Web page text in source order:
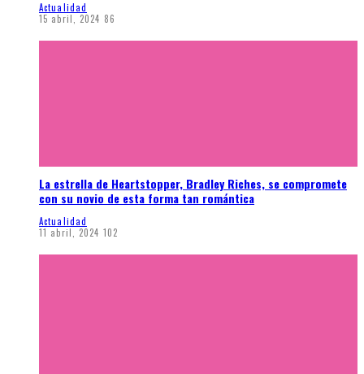
Actualidad
15 abril, 2024 86
La estrella de Heartstopper, Bradley Riches, se compromete
con su novio de esta forma tan romántica
Actualidad
11 abril, 2024 102